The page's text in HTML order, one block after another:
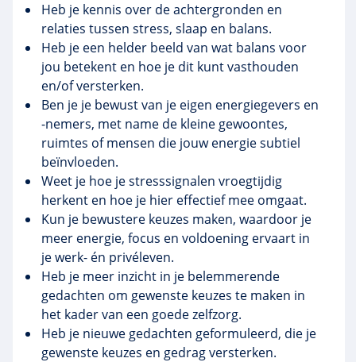
Heb je kennis over de achtergronden en
relaties tussen stress, slaap en balans.
Heb je een helder beeld van wat balans voor
jou betekent en hoe je dit kunt vasthouden
en/of versterken.
Ben je je bewust van je eigen energiegevers en
-nemers, met name de kleine gewoontes,
ruimtes of mensen die jouw energie subtiel
beïnvloeden.
Weet je hoe je stresssignalen vroegtijdig
herkent en hoe je hier effectief mee omgaat.
Kun je bewustere keuzes maken, waardoor je
meer energie, focus en voldoening ervaart in
je werk- én privéleven.
Heb je meer inzicht in je belemmerende
gedachten om gewenste keuzes te maken in
het kader van een goede zelfzorg.
Heb je nieuwe gedachten geformuleerd, die je
gewenste keuzes en gedrag versterken.